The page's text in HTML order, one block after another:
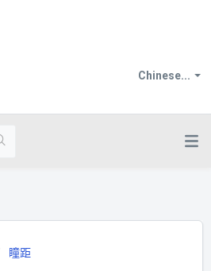
Chinese...
瞳距